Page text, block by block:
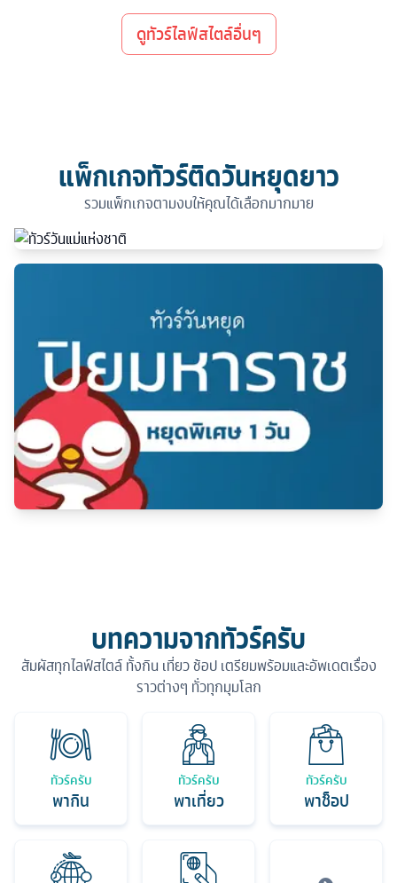
ดูทัวร์ไลฟ์สไตล์อื่นๆ
แพ็กเกจทัวร์ติดวันหยุดยาว
รวมแพ็กเกจตามงบให้คุณได้เลือกมากมาย
บทความจากทัวร์ครับ
สัมผัสทุกไลฟ์สไตล์ ทั้งกิน เที่ยว ช้อป เตรียมพร้อมและอัพเดตเรื่อง
ราวต่างๆ ทั่วทุกมุมโลก
ทัวร์ครับ
พากิน
ทัวร์ครับ
พาเที่ยว
ทัวร์ครับ
พาช็อป